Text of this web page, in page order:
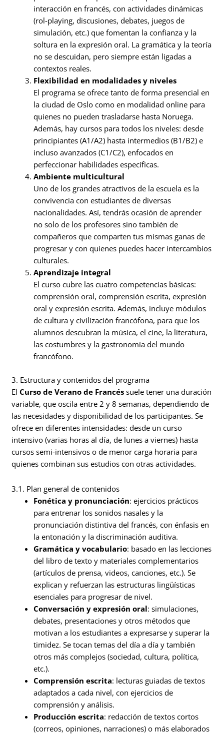
interacción en francés, con actividades dinámicas
(rol-playing, discusiones, debates, juegos de
simulación, etc.) que fomentan la confianza y la
soltura en la expresión oral. La gramática y la teoría
no se descuidan, pero siempre están ligadas a
contextos reales.
Flexibilidad en modalidades y niveles
El programa se ofrece tanto de forma presencial en
la ciudad de Oslo como en modalidad online para
quienes no pueden trasladarse hasta Noruega.
Además, hay cursos para todos los niveles: desde
principiantes (A1/A2) hasta intermedios (B1/B2) e
incluso avanzados (C1/C2), enfocados en
perfeccionar habilidades específicas.
Ambiente multicultural
Uno de los grandes atractivos de la escuela es la
convivencia con estudiantes de diversas
nacionalidades. Así, tendrás ocasión de aprender
no solo de los profesores sino también de
compañeros que comparten tus mismas ganas de
progresar y con quienes puedes hacer intercambios
culturales.
Aprendizaje integral
El curso cubre las cuatro competencias básicas:
comprensión oral, comprensión escrita, expresión
oral y expresión escrita. Además, incluye módulos
de cultura y civilización francófona, para que los
alumnos descubran la música, el cine, la literatura,
las costumbres y la gastronomía del mundo
francófono.
3. Estructura y contenidos del programa
ElCurso de Verano de Francés suele tener una duración
variable, que oscila entre 2 y 8 semanas, dependiendo de
las necesidades y disponibilidad de los participantes. Se
ofrece en diferentes intensidades: desde un curso
intensivo (varias horas al día, de lunes a viernes) hasta
cursos semi-intensivos o de menor carga horaria para
quienes combinan sus estudios con otras actividades.
3.1. Plan general de contenidos
Fonética y pronunciación: ejercicios prácticos
para entrenar los sonidos nasales y la
pronunciación distintiva del francés, con énfasis en
la entonación y la discriminación auditiva.
Gramática y vocabulario: basado en las lecciones
del libro de texto y materiales complementarios
(artículos de prensa, videos, canciones, etc.). Se
explican y refuerzan las estructuras lingüísticas
esenciales para progresar de nivel.
Conversación y expresión oral: simulaciones,
debates, presentaciones y otros métodos que
motivan a los estudiantes a expresarse y superar la
timidez. Se tocan temas del día a día y también
otros más complejos (sociedad, cultura, política,
etc.).
Comprensión escrita: lecturas guiadas de textos
adaptados a cada nivel, con ejercicios de
comprensión y análisis.
Producción escrita: redacción de textos cortos
(correos, opiniones, narraciones) o más elaborados